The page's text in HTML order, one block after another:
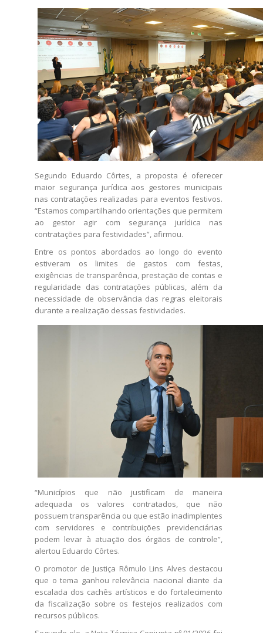
Segundo Eduardo Côrtes, a proposta é oferecer
maior segurança jurídica aos gestores municipais
nas contratações realizadas para eventos festivos.
“Estamos compartilhando orientações que permitem
ao gestor agir com segurança jurídica nas
contratações para festividades”, afirmou.
Entre os pontos abordados ao longo do evento
estiveram os limites de gastos com festas,
exigências de transparência, prestação de contas e
regularidade das contratações públicas, além da
necessidade de observância das regras eleitorais
durante a realização dessas festividades.
“Municípios que não justificam de maneira
adequada os valores contratados, que não
possuem transparência ou que estão inadimplentes
com servidores e contribuições previdenciárias
podem levar à atuação dos órgãos de controle”,
alertou Eduardo Côrtes.
O promotor de Justiça Rômulo Lins Alves destacou
que o tema ganhou relevância nacional diante da
escalada dos cachês artísticos e do fortalecimento
da fiscalização sobre os festejos realizados com
recursos públicos.